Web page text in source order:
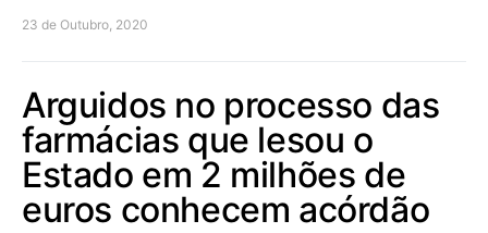
23 de Outubro, 2020
Arguidos no processo das
farmácias que lesou o
Estado em 2 milhões de
euros conhecem acórdão